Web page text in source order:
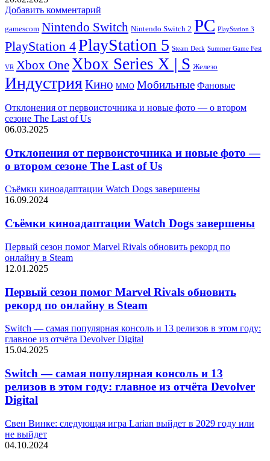
Добавить комментарий
gamescom Nintendo Switch Nintendo Switch 2 PC PlayStation 3
PlayStation 4PlayStation 5 Steam Deck Summer Game Fest
VR Xbox OneXbox Series X | S Железо
ИндустрияКино ММО Мобильные Фановые
Отклонения от первоисточника и новые фото — о втором
сезоне The Last of Us
06.03.2025
Отклонения от первоисточника и новые фото —
о втором сезоне The Last of Us
Съёмки киноадаптации Watch Dogs завершены
16.09.2024
Съёмки киноадаптации Watch Dogs завершены
Первый сезон помог Marvel Rivals обновить рекорд по
онлайну в Steam
12.01.2025
Первый сезон помог Marvel Rivals обновить
рекорд по онлайну в Steam
Switch — самая популярная консоль и 13 релизов в этом году:
главное из отчёта Devolver Digital
15.04.2025
Switch — самая популярная консоль и 13
релизов в этом году: главное из отчёта Devolver
Digital
Свен Винке: следующая игра Larian выйдет в 2029 году или
не выйдет
04.10.2024